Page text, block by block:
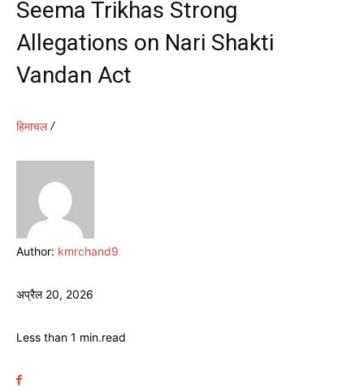
Seema Trikhas Strong
Allegations on Nari Shakti
Vandan Act
हिमाचल
Author: kmrchand9
अप्रैल 20, 2026
Less than 1 min.read